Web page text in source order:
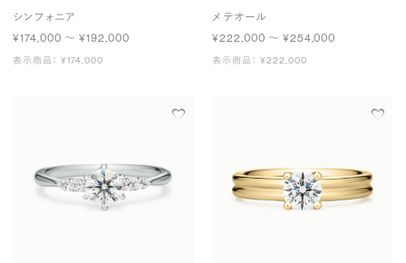
シンフォニア
¥174,000 〜 ¥192,000
表示商品： ¥174,000
メテオール
¥222,000 〜 ¥254,000
表示商品： ¥222,000